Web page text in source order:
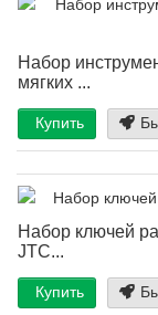
Набор
мягких ...
Купить
Набор ключей
JTC...
Купить